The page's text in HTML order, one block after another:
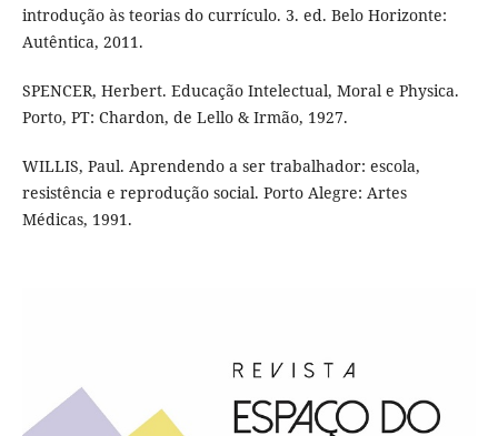
introdução às teorias do currículo. 3. ed. Belo Horizonte:
Autêntica, 2011.
SPENCER, Herbert. Educação Intelectual, Moral e Physica.
Porto, PT: Chardon, de Lello & Irmão, 1927.
WILLIS, Paul. Aprendendo a ser trabalhador: escola,
resistência e reprodução social. Porto Alegre: Artes
Médicas, 1991.